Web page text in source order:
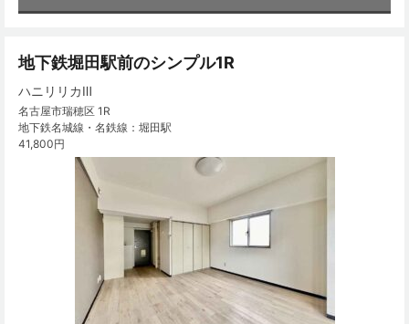
地下鉄堀田駅前のシンプル1R
ハニリリカⅢ
名古屋市瑞穂区 1R
地下鉄名城線・名鉄線：堀田駅
41,800円